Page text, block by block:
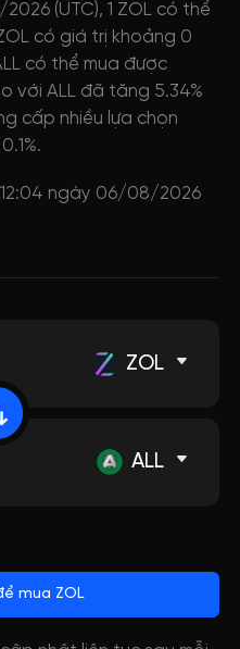
(UTC), 1 ZOL có thể
có giá trị khoảng 0
có thể mua được
với ALL đã tăng 5.34%
cấp nhiều lựa chọn
ngày 06/08/2026
ZOL
ALL
mua ZOL